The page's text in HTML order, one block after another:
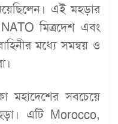
এই মহড়ার
NATO মিত্রদেশ এবং
মধ্যে সমন্বয় ও
মহাদেশের সবচেয়ে
এটি Morocco,